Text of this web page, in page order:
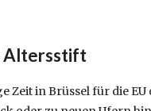
Altersstift
Zeit in Brüssel für die